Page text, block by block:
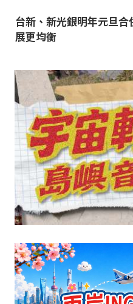
台新、新光銀明年元旦
展更均衡